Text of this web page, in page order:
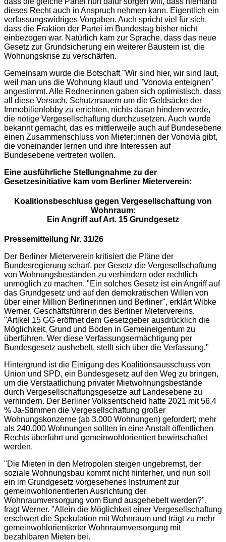
dieses Recht auch in Anspruch nehmen kann. Eigentlich ein
verfassungswidriges Vorgaben. Auch spricht viel für sich,
dass die Fraktion der Partei im Bundestag bisher nicht
einbezogen war. Natürlich kam zur Sprache, dass das neue
Gesetz zur Grundsicherung ein weiterer Baustein ist, die
Wohnungskrise zu verschärfen.
Gemeinsam wurde die Botschaft "Wir sind hier, wir sind laut,
weil man uns die Wohnung klaut! und "Vonovia enteignen"
angestimmt. Alle Redner:innen gaben sich optimistisch, dass
all diese Versuch, Schutzmauern um die Geldsäcke der
Immobilienlobby zu errichten, nichts daran hindern werde,
die nötige Vergesellschaftung durchzusetzen. Auch wurde
bekannt gemacht, das es mittlerweile auch auf Bundesebene
einen Zusammenschluss von Mieter:innen der Vonovia gibt,
die voneinander lernen und ihre Interessen auf
Bundesebene vertreten wollen.
Eine ausführliche Stellungnahme zu der
Gesetzesinitiative kam vom Berliner Mieterverein:
Koalitionsbeschluss gegen Vergesellschaftung von
Wohnraum:
Ein Angriff auf Art. 15 Grundgesetz
Pressemitteilung Nr. 31/26
Der Berliner Mieterverein kritisiert die Pläne der
Bundesregierung scharf, per Gesetz die Vergesellschaftung
von Wohnungsbeständen zu verhindern oder rechtlich
unmöglich zu machen. "Ein solches Gesetz ist ein Angriff auf
das Grundgesetz und auf den demokratischen Willen von
über einer Million Berlinerinnen und Berliner", erklärt Wibke
Werner, Geschäftsführerin des Berliner Mietervereins.
"Artikel 15 GG eröffnet dem Gesetzgeber ausdrücklich die
Möglichkeit, Grund und Boden in Gemeineigentum zu
überführen. Wer diese Verfassungsermächtigung per
Bundesgesetz aushebelt, stellt sich über die Verfassung."
Hintergrund ist die Einigung des Koalitionsausschuss von
Union und SPD, ein Bundesgesetz auf den Weg zu bringen,
um die Verstaatlichung privater Mietwohnungsbestände
durch Vergesellschaftungsgesetze auf Landesebene zu
verhindern. Der Berliner Volksentscheid hatte 2021 mit 56,4
% Ja-Stimmen die Vergesellschaftung großer
Wohnungskonzerne (ab 3.000 Wohnungen) gefordert; mehr
als 240.000 Wohnungen sollten in eine Anstalt öffentlichen
Rechts überführt und gemeinwohlorientiert bewirtschaftet
werden.
"Die Mieten in den Metropolen steigen ungebremst, der
soziale Wohnungsbau kommt nicht hinterher, und nun soll
ein im Grundgesetz vorgesehenes Instrument zur
gemeinwohlorientierten Ausrichtung der
Wohnraumversorgung vom Bund ausgehebelt werden?",
fragt Werner. "Allein die Möglichkeit einer Vergesellschaftung
erschwert die Spekulation mit Wohnraum und trägt zu mehr
gemeinwohlorientierter Wohnraumversorgung mit
bezahlbaren Mieten bei.